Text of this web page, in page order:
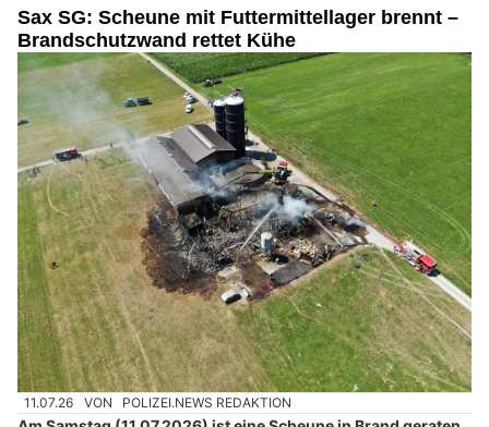
Sax SG: Scheune mit Futtermittellager brennt –
Brandschutzwand rettet Kühe
11.07.26 VON POLIZEI.NEWS REDAKTION